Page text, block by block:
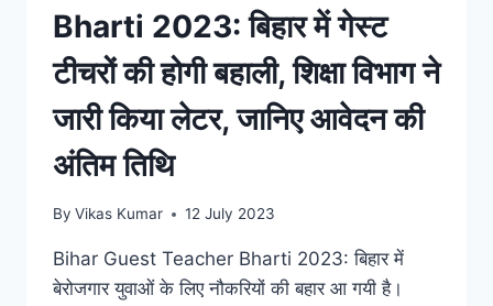
Bharti 2023: बिहार में गेस्ट
टीचरों की होगी बहाली, शिक्षा विभाग ने
जारी किया लेटर, जानिए आवेदन की
अंतिम तिथि
By Vikas Kumar 12 July 2023
Bihar Guest Teacher Bharti 2023: बिहार में
बेरोजगार युवाओं के लिए नौकरियों की बहार आ गयी है।